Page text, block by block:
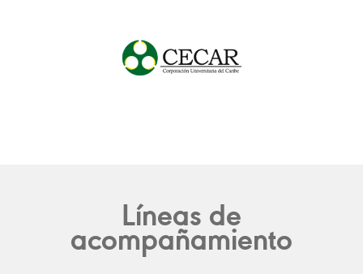
Líneas de
acompañamiento